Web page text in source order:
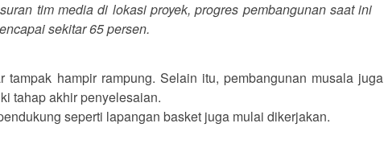
tim media di lokasi proyek, progres pembangunan saat ini
sekitar 65 persen.
tampak hampir rampung. Selain itu, pembangunan musala juga
tahap akhir penyelesaian.
seperti lapangan basket juga mulai dikerjakan.